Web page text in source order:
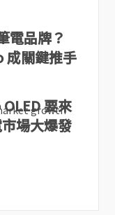
電品牌？
成關鍵推手
要來
場大爆發